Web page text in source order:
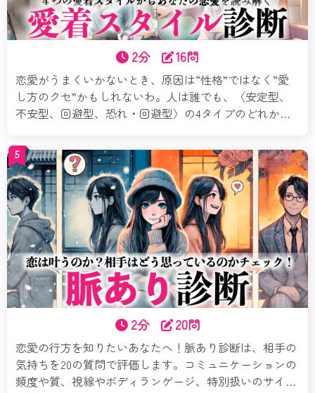
2分 16問
恋愛がうまくいかないとき、原因は“性格”ではなく“愛
し方のクセ”かもしれないわ。人は誰でも、〈安定型、
不安型、回避型、恐れ・回避型〉の4タイプのどれかの
や心のパターンを紐解いていくわ。気づくだけで、恋は
もっとラクになるのよ。まずは診断から始めてみてね。
それじゃ愛着スタイル診断スタートよ！
5
2分 20問
恋愛の行方を知りたいあなたへ！脈あり診断は、相手の
気持ちを20の質問で評価します。コミュニケーションの
頻度や質、視線やボディランゲージ、特別扱いのサイン